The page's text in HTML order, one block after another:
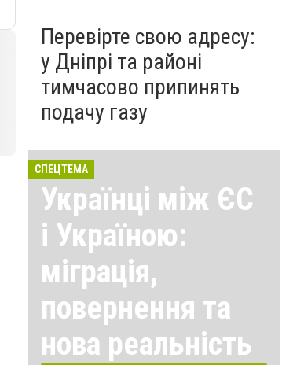
Перевірте свою адресу:
у Дніпрі та районі
тимчасово припинять
подачу газу
СПЕЦТЕМА
Українці між ЄС
і Україною:
міграція,
повернення та
нова реальність